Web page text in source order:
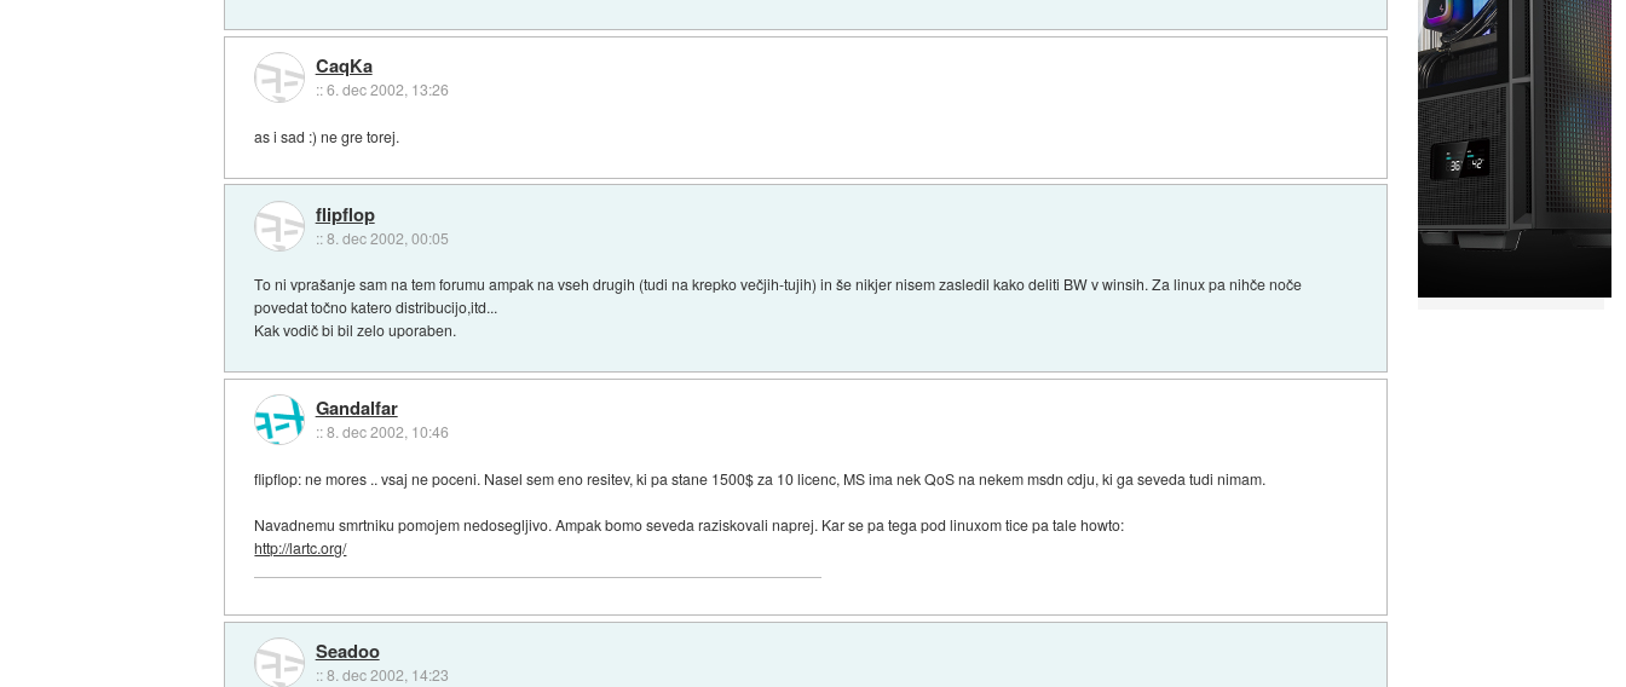
CaqKa
::6. dec 2002, 13:26
as i sad :) ne gre torej.
flipflop
::8. dec 2002, 00:05
To ni vprašanje sam na tem forumu ampak na vseh drugih (tudi na krepko večjih-tujih) in še nikjer nisem zasledil kako deliti BW v winsih. Za linux pa nihče noče
povedat točno katero distribucijo,itd...
Kak vodič bi bil zelo uporaben.
Gandalfar
::8. dec 2002, 10:46
flipflop: ne mores .. vsaj ne poceni. Nasel sem eno resitev, ki pa stane 1500$ za 10 licenc, MS ima nek QoS na nekem msdn cdju, ki ga seveda tudi nimam.
Navadnemu smrtniku pomojem nedosegljivo. Ampak bomo seveda raziskovali naprej. Kar se pa tega pod linuxom tice pa tale howto:
http://lartc.org/
Seadoo
::8. dec 2002, 14:23